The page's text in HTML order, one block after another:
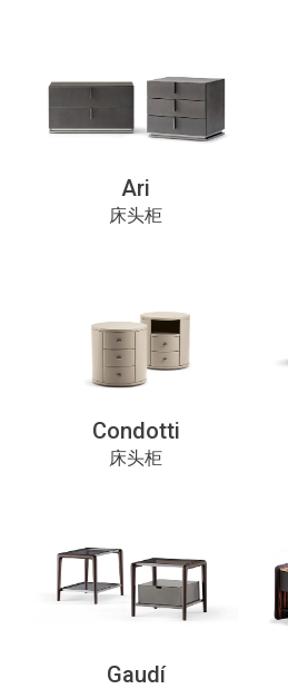
Ari
床头柜
Condotti
床头柜
Gaudí